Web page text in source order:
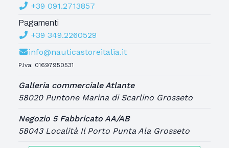
+39 091.2713857
Pagamenti
+39 349.2260529
info@nauticastoreitalia.it
P.Iva: 01697950531
Galleria commerciale Atlante
58020 Puntone Marina di Scarlino Grosseto
Negozio 5 Fabbricato AA/AB
58043 Località Il Porto Punta Ala Grosseto